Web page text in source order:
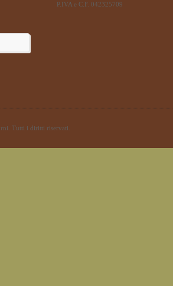
P.IVA e C.F. 042325709
Tutti i diritti riservati.